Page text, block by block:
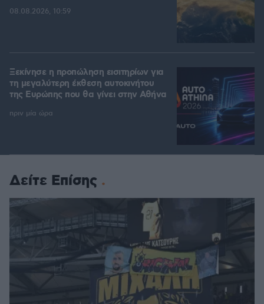
08.08.2026, 10:59
Ξεκίνησε η προπώληση εισιτηρίων για
τη μεγαλύτερη έκθεση αυτοκινήτου
της Ευρώπης που θα γίνει στην Αθήνα
πριν μία ώρα
Δείτε Επίσης